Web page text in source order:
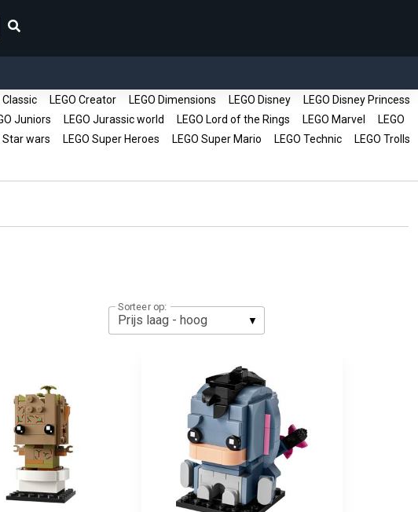
Classic LEGO Creator LEGO Dimensions LEGO Disney
LEGO Disney Princess
Juniors LEGO Jurassic world LEGO Lord of the Rings LEGO Marvel
LEGO
Star wars LEGO Super Heroes LEGO Super Mario LEGO Technic
LEGO Trolls
Sorteer op: